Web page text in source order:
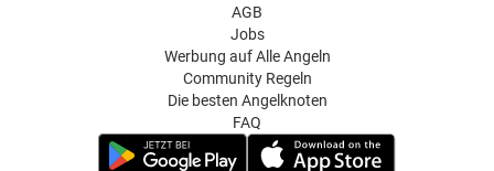
AGB
Jobs
Werbung auf Alle Angeln
Community Regeln
Die besten Angelknoten
FAQ